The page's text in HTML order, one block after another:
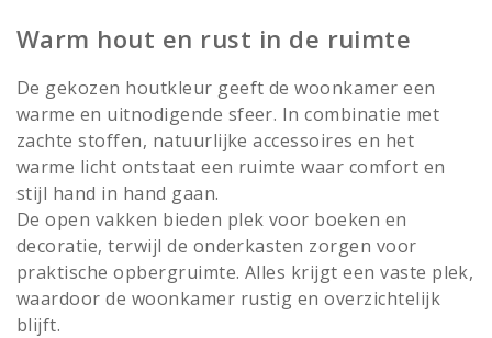
Warm hout en rust in de ruimte
De gekozen houtkleur geeft de woonkamer een
warme en uitnodigende sfeer. In combinatie met
zachte stoffen, natuurlijke accessoires en het
warme licht ontstaat een ruimte waar comfort en
stijl hand in hand gaan.
De open vakken bieden plek voor boeken en
decoratie, terwijl de onderkasten zorgen voor
praktische opbergruimte. Alles krijgt een vaste plek,
waardoor de woonkamer rustig en overzichtelijk
blijft.